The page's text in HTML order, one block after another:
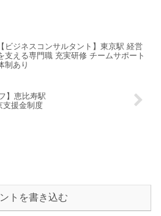
【ビジネスコンサルタント】東京駅 経営
支える専門職 充実研修 チームサポート
制あり
】恵⽐寿駅
支援金制度
トを書き込む